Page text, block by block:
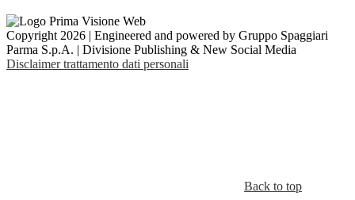
Copyright 2026 | Engineered and powered by Gruppo Spaggiari
Parma S.p.A. | Divisione Publishing & New Social Media
Disclaimer trattamento dati personali
Back to top